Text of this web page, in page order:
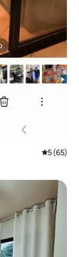
5 de uma
5 (65)